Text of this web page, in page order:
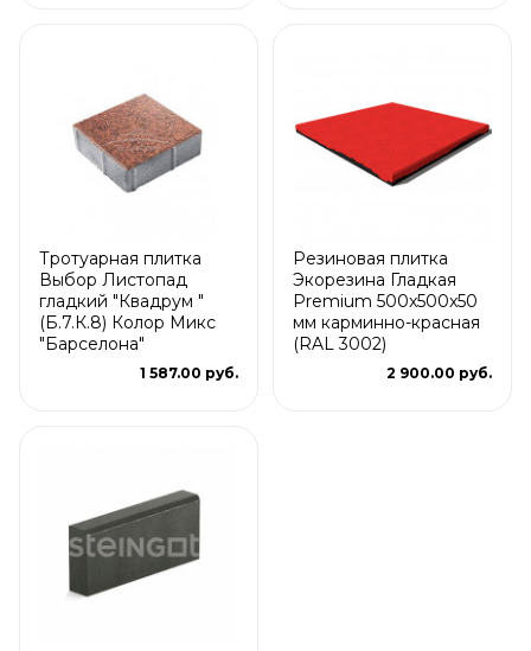
Тротуарная плитка
Выбор Листопад
гладкий "Квадрум "
(Б.7.К.8) Колор Микс
"Барселона"
1 587.00 руб.
Резиновая плитка
Экорезина Гладкая
Premium 500x500x50
мм карминно-красная
(RAL 3002)
2 900.00 руб.